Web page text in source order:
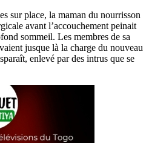
sur place, la maman du nourrisson
avant l’accouchement peinait
sommeil. Les membres de sa
jusque là la charge du nouveau
enlevé par des intrus que se